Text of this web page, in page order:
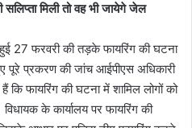
मिली तो वह भी जायेगे जेल
27 फरवरी की तड़के फायरिंग की घटना
पूरे प्रकरण की जांच आईपीएस अधिकारी
कि फायरिंग की घटना में शामिल लोगों को
के कार्यालय पर फायरिंग की